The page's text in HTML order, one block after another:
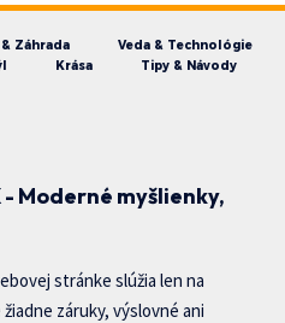
Záhrada
Veda & Technológie
Krása Tipy & Návody
Moderné myšlienky,
stránke slúžia len na
záruky, výslovné ani